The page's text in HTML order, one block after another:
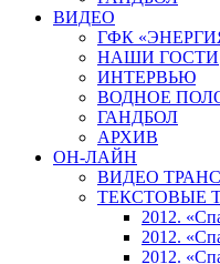
ВИДЕО
ГФК
НАШИ ГОСТИ
ИНТЕРВЬЮ
ВОДНОЕ
ГАНДБОЛ
АРХИВ
ОН-ЛАЙН
ВИДЕО
ТЕКСТОВЫЕ
2012.
2012.
2012.